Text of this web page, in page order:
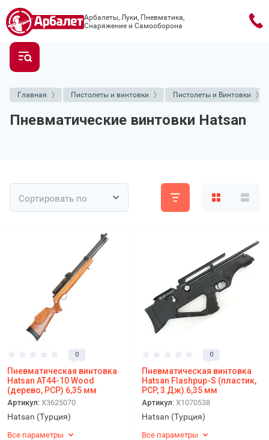
Арбалеты, Луки, Пневматика,
Снаряжение и Самооборона
Главная Пистолеты и винтовки Пистолеты и Винтовки
Пневматические винтовки Hatsan
Сортировать по
0
Пневматическая винтовка
Hatsan AT44-10 Wood
(дерево, PCP) 6,35 мм
Артикул: X3625070
Hatsan (Турция)
Все параметры
0
Пневматическая винтовка
Hatsan Flashpup-S (пластик,
PCP, 3 Дж) 6,35 мм
Артикул: X1070538
Hatsan (Турция)
Все параметры